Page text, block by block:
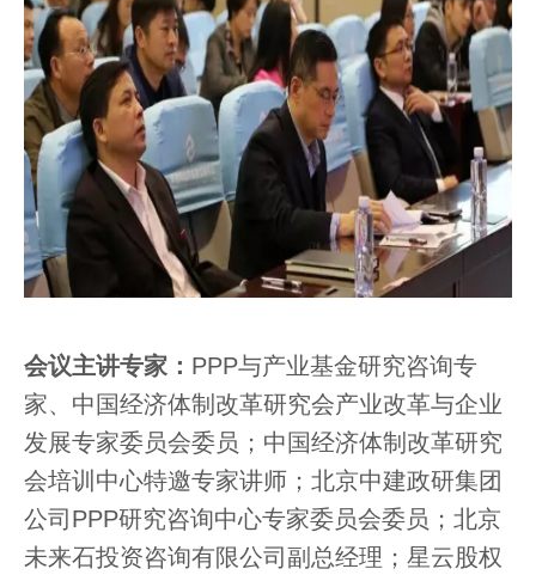
会议主讲专家： PPP与产业基金研究咨询专
家、中国经济体制改革研究会产业改革与企业
发展专家委员会委员；中国经济体制改革研究
会培训中心特邀专家讲师；北京中建政研集团
公司PPP研究咨询中心专家委员会委员；北京
未来石投资咨询有限公司副总经理；星云股权